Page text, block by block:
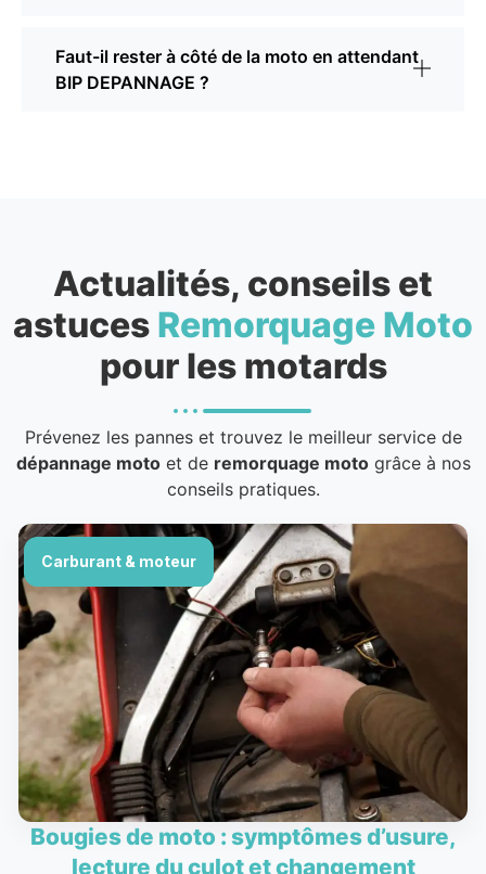
Faut-il rester à côté de la moto en attendant
BIP DEPANNAGE ?
Actualités, conseils et
astuces Remorquage Moto
pour les motards
Prévenez les pannes et trouvez le meilleur service de
dépannage motoet de remorquage motogrâce à nos
conseils pratiques.
Carburant & moteur
Bougies de moto : symptômes d’usure,
lecture du culot et changement